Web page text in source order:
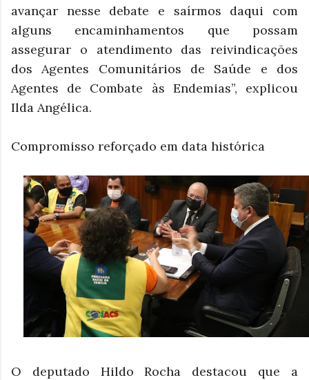
avançar nesse debate e saírmos daqui com
alguns encaminhamentos que possam
assegurar o atendimento das reivindicações
dos Agentes Comunitários de Saúde e dos
Agentes de Combate às Endemias”, explicou
Ilda Angélica.
Compromisso reforçado em data histórica
O deputado Hildo Rocha destacou que a